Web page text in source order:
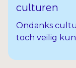
culturen
Ondanks
toch veilig
Met allemaal